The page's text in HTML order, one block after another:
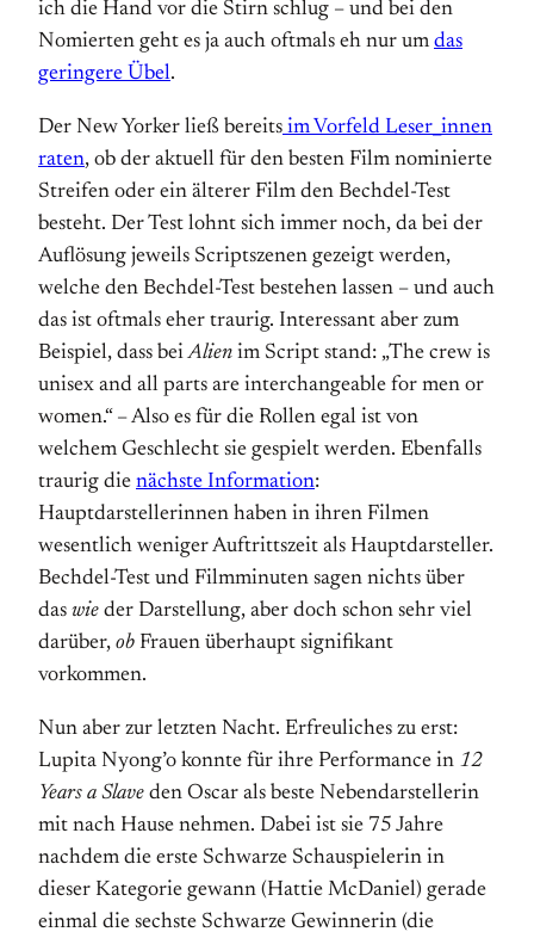
ich die Hand vor die Stirn schlug – und bei den
Nomierten geht es ja auch oftmals eh nur um das
geringere Übel.
Der New Yorker ließ bereits im Vorfeld Leser_innen
raten, ob der aktuell für den besten Film nominierte
Streifen oder ein älterer Film den Bechdel-Test
besteht. Der Test lohnt sich immer noch, da bei der
Auflösung jeweils Scriptszenen gezeigt werden,
welche den Bechdel-Test bestehen lassen – und auch
das ist oftmals eher traurig. Interessant aber zum
Beispiel, dass beiAlien im Script stand: „The crew is
unisex and all parts are interchangeable for men or
women.“ – Also es für die Rollen egal ist von
welchem Geschlecht sie gespielt werden. Ebenfalls
traurig die nächste Information:
Hauptdarstellerinnen haben in ihren Filmen
wesentlich weniger Auftrittszeit als Hauptdarsteller.
Bechdel-Test und Filmminuten sagen nichts über
das wie der Darstellung, aber doch schon sehr viel
darüber, ob Frauen überhaupt signifikant
vorkommen.
Nun aber zur letzten Nacht. Erfreuliches zu erst:
Lupita Nyong’o konnte für ihre Performance in 12
Years a Slave den Oscar als beste Nebendarstellerin
mit nach Hause nehmen. Dabei ist sie 75 Jahre
nachdem die erste Schwarze Schauspielerin in
dieser Kategorie gewann (Hattie McDaniel) gerade
einmal die sechste Schwarze Gewinnerin (die